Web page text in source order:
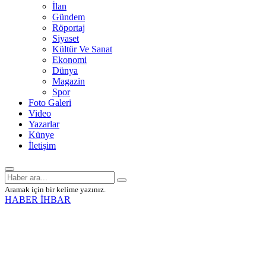
İlan
Gündem
Röportaj
Siyaset
Kültür Ve Sanat
Ekonomi
Dünya
Magazin
Spor
Foto Galeri
Video
Yazarlar
Künye
İletişim
Aramak için bir kelime yazınız.
HABER İHBAR